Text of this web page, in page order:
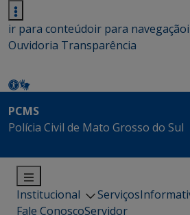
ir para conteúdoir para navegação
Ouvidoria Transparência
PCMS
Polícia Civil de Mato Grosso do Sul
Institucional Serviços
Fale ConoscoServidor